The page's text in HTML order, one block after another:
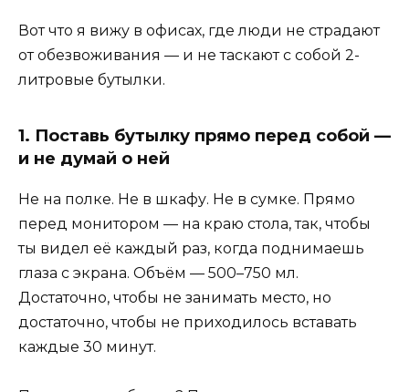
Вот что я вижу в офисах, где люди не страдают
от обезвоживания — и не таскают с собой 2-
литровые бутылки.
1. Поставь бутылку прямо перед собой —
и не думай о ней
Не на полке. Не в шкафу. Не в сумке. Прямо
перед монитором — на краю стола, так, чтобы
ты видел её каждый раз, когда поднимаешь
глаза с экрана. Объём — 500–750 мл.
Достаточно, чтобы не занимать место, но
достаточно, чтобы не приходилось вставать
каждые 30 минут.